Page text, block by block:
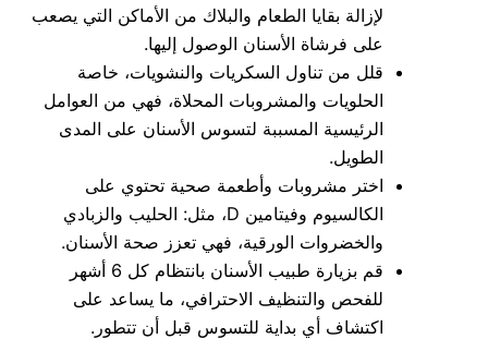
لإزالة بقايا الطعام والبلاك من الأماكن التي يصعب
على فرشاة الأسنان الوصول إليها.
قلل من تناول السكريات والنشويات، خاصة
الحلويات والمشروبات المحلاة، فهي من العوامل
الرئيسية المسببة لتسوس الأسنان على المدى
الطويل.
اختر مشروبات وأطعمة صحية تحتوي على
الكالسيوم وفيتامين D، مثل: الحليب والزبادي
والخضروات الورقية، فهي تعزز صحة الأسنان.
قم بزيارة طبيب الأسنان بانتظام كل 6 أشهر
للفحص والتنظيف الاحترافي، ما يساعد على
اكتشاف أي بداية للتسوس قبل أن تتطور.